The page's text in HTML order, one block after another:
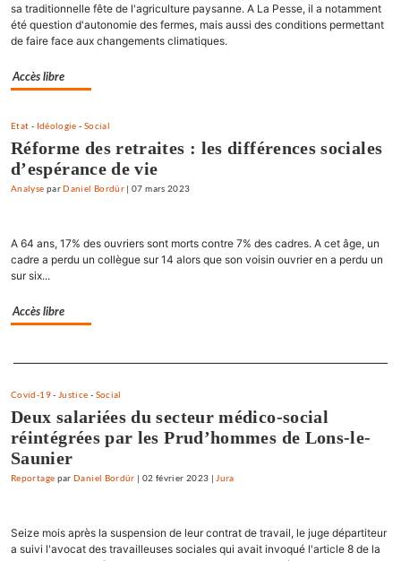
sa traditionnelle fête de l'agriculture paysanne. A La Pesse, il a notamment
été question d'autonomie des fermes, mais aussi des conditions permettant
de faire face aux changements climatiques.
Accès libre
Etat - Idéologie - Social
Réforme des retraites : les différences sociales
d’espérance de vie
Analyse parDaniel Bordür |07 mars 2023
A 64 ans, 17% des ouvriers sont morts contre 7% des cadres. A cet âge, un
cadre a perdu un collègue sur 14 alors que son voisin ouvrier en a perdu un
sur six...
Accès libre
Covid-19- Justice - Social
Deux salariées du secteur médico-social
réintégrées par les Prud’hommes de Lons-le-
Saunier
Reportage parDaniel Bordür | 02 février 2023 | Jura
Seize mois après la suspension de leur contrat de travail, le juge départiteur
a suivi l'avocat des travailleuses sociales qui avait invoqué l'article 8 de la